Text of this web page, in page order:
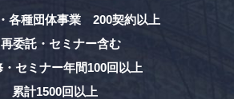
各種団体事業 200契約以上
委託・セミナー含む
・セミナー年間100回以上
累計1500回以上